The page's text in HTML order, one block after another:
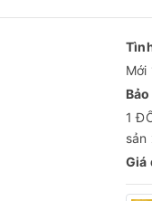
Mới
1
sản
Giá